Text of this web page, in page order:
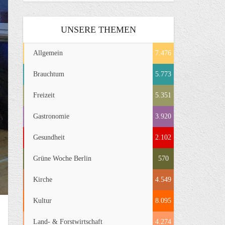
UNSERE THEMEN
Allgemein 7.476
Brauchtum 5.773
Freizeit 5.351
Gastronomie 3.920
Gesundheit 2.102
Grüne Woche Berlin 570
Kirche 4.549
Kultur 8.095
Land- & Forstwirtschaft 4.274